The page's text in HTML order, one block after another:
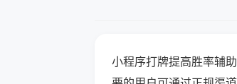
小程序打牌提高胜率辅